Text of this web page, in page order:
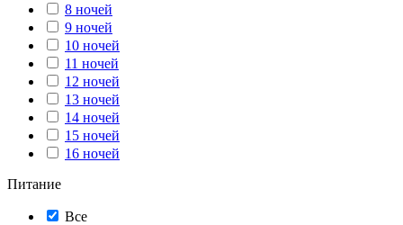
8 ночей
9 ночей
10 ночей
11 ночей
12 ночей
13 ночей
14 ночей
15 ночей
16 ночей
Питание
Все